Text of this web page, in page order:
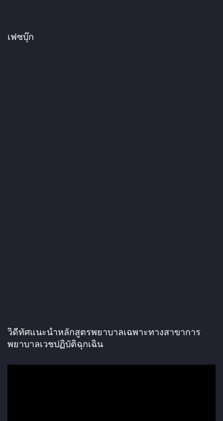
เฟซบุ๊ก
วิดีทัศแนะนำหลักสูตรพยาบาลเฉพาะทางสาขาการ
พยาบาลเวชปฏิบัติฉุกเฉิน